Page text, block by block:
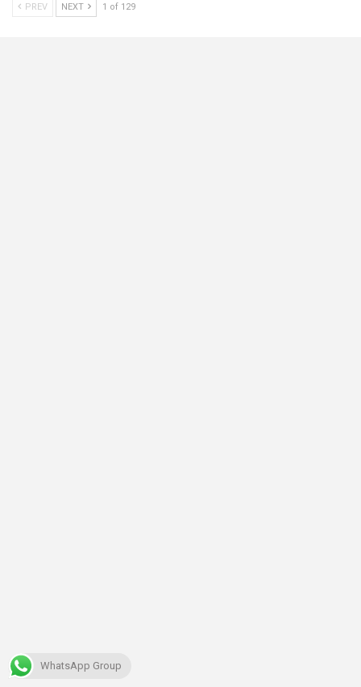
PREV NEXT 1 of 129
WhatsApp Group